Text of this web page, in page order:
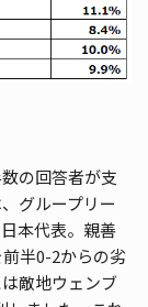
の回答者が支
グループリー
本代表。親善
半0-2からの劣
敵地ウェンブ